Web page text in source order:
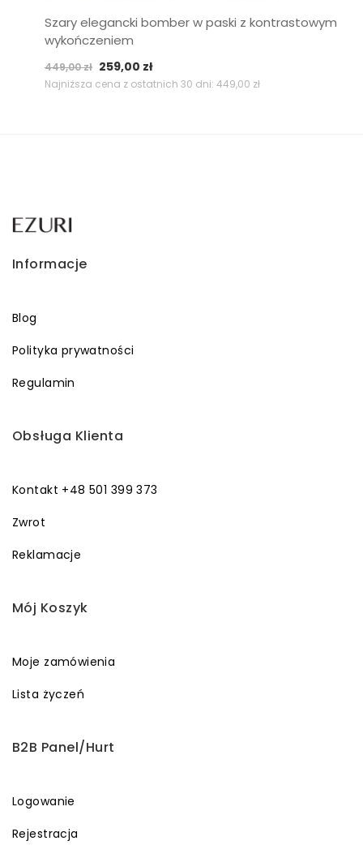
Szary elegancki bomber w paski z kontrastowym
wykończeniem
449,00zł Pierwotna
cena
259,00 złAktualna
cena
Najniższa cena z ostatnich 30 dni: 449,00 zł
Informacje
Blog
Polityka prywatności
Regulamin
Obsługa Klienta
Kontakt +48 501 399 373
Zwrot
Reklamacje
Mój Koszyk
Moje zamówienia
Lista życzeń
B2B Panel/Hurt
Logowanie
Rejestracja